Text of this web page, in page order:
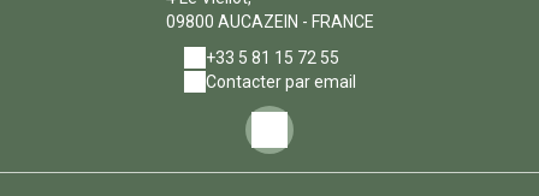
09800 AUCAZEIN - FRANCE
+33 5 81 15 72 55
Contacter par email